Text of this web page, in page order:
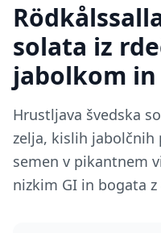
solata iz
jabolkom
Hrustljava švedska
zelja, kislih jabolčnih
semen v pikantnem
nizkim GI in bogata